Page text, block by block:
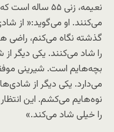
نعیمه، زنی ۵۵
می‌کنند. او می‌گوید:« از
گذشته نگاه می‌کنم،
را شاد می‌کنند. یکی دیگر
بچه‌هایم است. شیرینی
می‌دارد. یکی دیگر از
نوه‌هایم می‌کشم. این
را خیلی شاد می‌کند.»